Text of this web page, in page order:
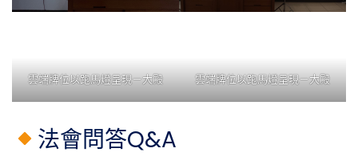
雲端牌位以跑馬燈呈現－大殿 雲端牌位以跑馬燈呈現－大殿
法會問答Q&A